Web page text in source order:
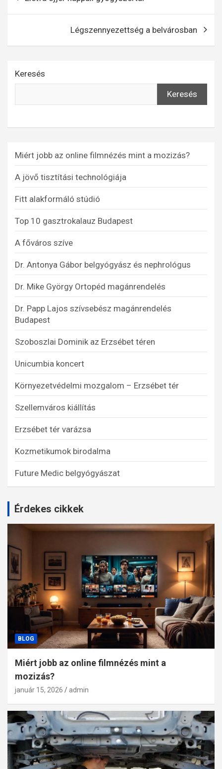
Légszennyezettség a belvárosban
Keresés
Keresés
Miért jobb az online filmnézés mint a mozizás?
A jövő tisztítási technológiája
Fitt alakformáló stúdió
Top 10 gasztrokalauz Budapest
A főváros szíve
Dr. Antonya Gábor belgyógyász és nephrológus
Dr. Mike György Ortopéd magánrendelés
Dr. Papp Lajos szívsebész magánrendelés
Budapest
Szoboszlai Dominik az Erzsébet téren
Unicumbia koncert
Környezetvédelmi mozgalom – Erzsébet tér
Szellemváros kiállítás
Erzsébet tér varázsa
Kozmetikumok birodalma
Future Medic belgyógyászat
Érdekes cikkek
BLOG
Miért jobb az online filmnézés mint a
mozizás?
január 15, 2026 admin